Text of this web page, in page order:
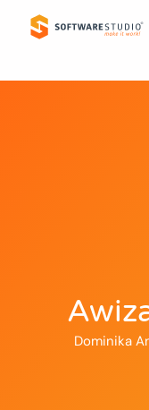
Dominika